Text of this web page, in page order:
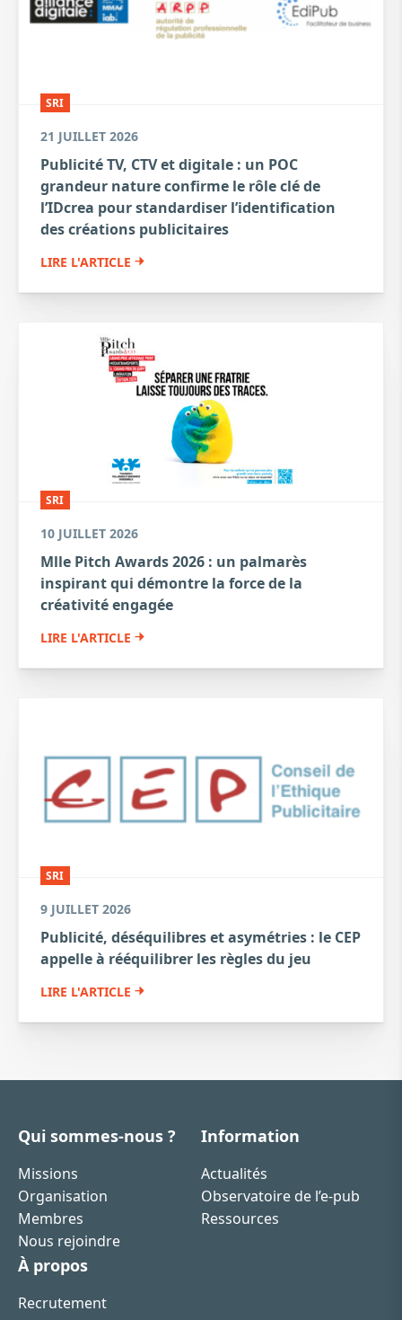
SRI
21 JUILLET 2026
Publicité TV, CTV et digitale : un POC
grandeur nature confirme le rôle clé de
l’IDcrea pour standardiser l’identification
des créations publicitaires
LIRE L'ARTICLE
SRI
10 JUILLET 2026
Mlle Pitch Awards 2026 : un palmarès
inspirant qui démontre la force de la
créativité engagée
LIRE L'ARTICLE
SRI
9 JUILLET 2026
Publicité, déséquilibres et asymétries : le CEP
appelle à rééquilibrer les règles du jeu
LIRE L'ARTICLE
Qui sommes-nous ?
Missions
Organisation
Membres
Nous rejoindre
Information
Actualités
Observatoire de l’e-pub
Ressources
À propos
Recrutement